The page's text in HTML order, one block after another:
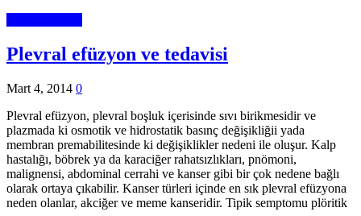
Plevral efüzyon ve tedavisi
Mart 4, 2014 0
Plevral efüzyon, plevral boşluk içerisinde sıvı birikmesidir ve
plazmada ki osmotik ve hidrostatik basınç değişikliğii yada
membran premabilitesinde ki değişiklikler nedeni ile oluşur. Kalp
hastalığı, böbrek ya da karaciğer rahatsızlıkları, pnömoni,
malignensi, abdominal cerrahi ve kanser gibi bir çok nedene bağlı
olarak ortaya çıkabilir. Kanser türleri içinde en sık plevral efüzyona
neden olanlar, akciğer ve meme kanseridir. Tipik semptomu plöritik